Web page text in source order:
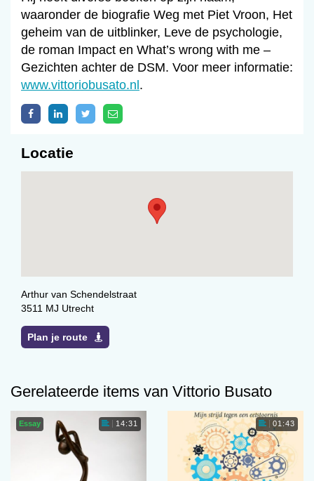
waaronder de biografie Weg met Piet Vroon, Het
geheim van de uitblinker, Leve de psychologie,
de roman Impact en What’s wrong with me –
Gezichten achter de DSM. Voor meer informatie:
www.vittoriobusato.nl .
Locatie
Arthur van Schendelstraat
3511 MJ Utrecht
Plan je route
Gerelateerde items van Vittorio Busato
Essay 14:31 01:43